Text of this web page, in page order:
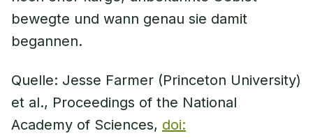
bewegte und wann genau sie damit
begannen.
Quelle: Jesse Farmer (Princeton University)
et al., Proceedings of the National
Academy of Sciences, doi: